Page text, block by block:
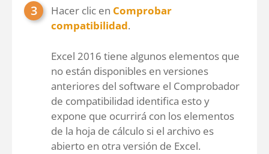
Hacer clic en Comprobar
compatibilidad.
Excel 2016 tiene algunos elementos que
no están disponibles en versiones
anteriores del software el Comprobador
de compatibilidad identifica esto y
expone que ocurrirá con los elementos
de la hoja de cálculo si el archivo es
abierto en otra versión de Excel.